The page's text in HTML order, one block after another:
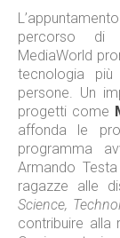
percorso di
MediaWorld
tecnologia
persone. Un
progetti come
affonda le
programma
Armando
ragazze alle
Science,
contribuire alla